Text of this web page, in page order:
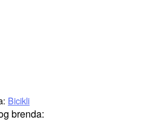
Bicikli
brenda: